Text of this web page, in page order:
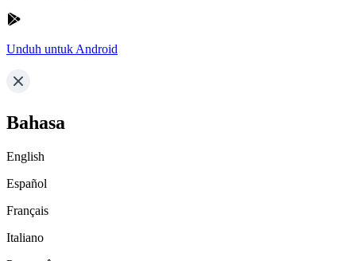
Unduh untuk Android
Bahasa
English
Español
Français
Italiano